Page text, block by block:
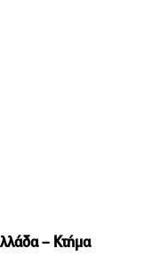
– Κτήμα